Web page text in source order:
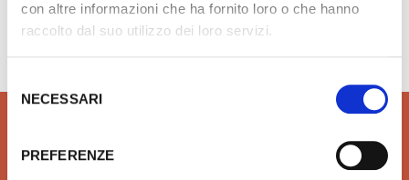
con altre informazioni che ha fornito loro o che hanno
raccolto dal suo utilizzo dei loro servizi.
delNECESSARI
PREFERENZE
Hai bisogno di aiuto?info@rubinetteria.com
dal Lunedì al Venerdì 8.30 - 12.00 / 13.30 - 18.00